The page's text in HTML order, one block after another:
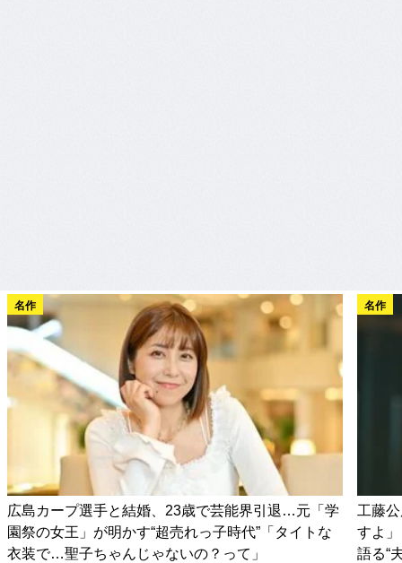
名作
広島カープ選手と結婚、23歳で芸能界引退…元「学
園祭の女王」が明かす“超売れっ子時代”「タイトな
衣装で…聖子ちゃんじゃないの？って」
名作
工藤
すよ
語る“